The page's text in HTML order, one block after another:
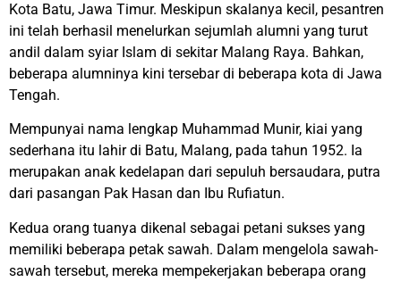
Kota Batu, Jawa Timur. Meskipun skalanya kecil, pesantren
ini telah berhasil menelurkan sejumlah alumni yang turut
andil dalam syiar Islam di sekitar Malang Raya. Bahkan,
beberapa alumninya kini tersebar di beberapa kota di Jawa
Tengah.
Mempunyai nama lengkap Muhammad Munir, kiai yang
sederhana itu lahir di Batu, Malang, pada tahun 1952. Ia
merupakan anak kedelapan dari sepuluh bersaudara, putra
dari pasangan Pak Hasan dan Ibu Rufiatun.
Kedua orang tuanya dikenal sebagai petani sukses yang
memiliki beberapa petak sawah. Dalam mengelola sawah-
sawah tersebut, mereka mempekerjakan beberapa orang